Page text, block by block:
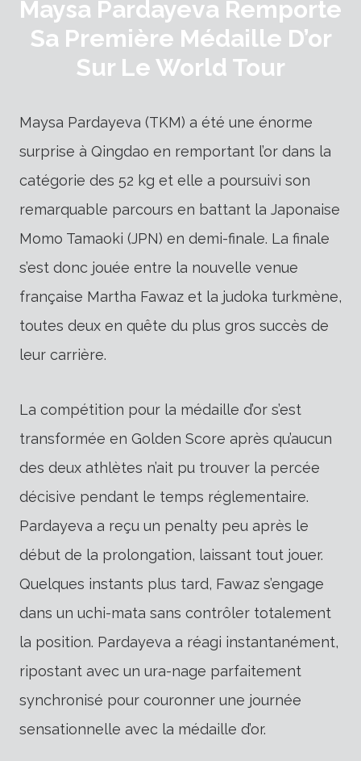
Maysa Pardayeva Remporte
Sa Première Médaille D’or
Sur Le World Tour
Maysa Pardayeva (TKM) a été une énorme
surprise à Qingdao en remportant l’or dans la
catégorie des 52 kg et elle a poursuivi son
remarquable parcours en battant la Japonaise
Momo Tamaoki (JPN) en demi-finale. La finale
s’est donc jouée entre la nouvelle venue
française Martha Fawaz et la judoka turkmène,
toutes deux en quête du plus gros succès de
leur carrière.
La compétition pour la médaille d’or s’est
transformée en Golden Score après qu’aucun
des deux athlètes n’ait pu trouver la percée
décisive pendant le temps réglementaire.
Pardayeva a reçu un penalty peu après le
début de la prolongation, laissant tout jouer.
Quelques instants plus tard, Fawaz s’engage
dans un uchi-mata sans contrôler totalement
la position. Pardayeva a réagi instantanément,
ripostant avec un ura-nage parfaitement
synchronisé pour couronner une journée
sensationnelle avec la médaille d’or.